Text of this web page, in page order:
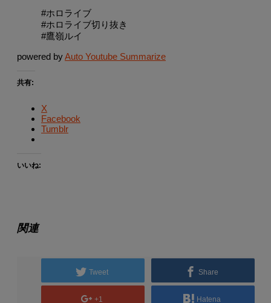
#ホロライブ
#ホロライブ切り抜き
#鷹嶺ルイ
powered byAuto Youtube Summarize
共有:
X
Facebook
Tumblr
いいね:
関連
Tweet Share
+1 Hatena